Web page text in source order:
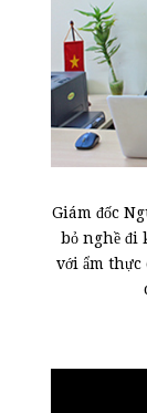
Giám đốc
bỏ nghề đi
với ẩm thực